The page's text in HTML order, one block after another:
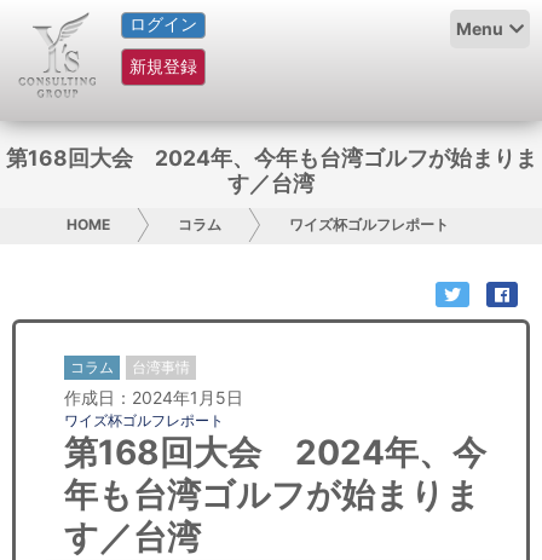
ログイン
新規登録
Menu
HOME
サービス紹介
お問い合わせ
日本人にPR
コンサルティング
リサーチ
セミナー
第168回大会 2024年、今年も台湾ゴルフが始まりま
す／台湾
HOME コラム ワイズ杯ゴルフレポート
コラム 台湾事情
作成日：2024年1月5日
ワイズ杯ゴルフレポート
第168回大会 2024年、今
年も台湾ゴルフが始まりま
す／台湾